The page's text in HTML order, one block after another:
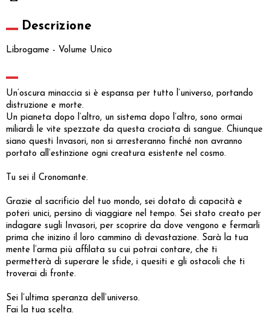
Descrizione
Librogame - Volume Unico
Un’oscura minaccia si è espansa per tutto l’universo, portando
distruzione e morte.
Un pianeta dopo l’altro, un sistema dopo l’altro, sono ormai
miliardi le vite spezzate da questa crociata di sangue. Chiunque
siano questi Invasori, non si arresteranno finché non avranno
portato all’estinzione ogni creatura esistente nel cosmo.
Tu sei il Cronomante.
Grazie al sacrificio del tuo mondo, sei dotato di capacità e
poteri unici, persino di viaggiare nel tempo. Sei stato creato per
indagare sugli Invasori, per scoprire da dove vengono e fermarli
prima che inizino il loro cammino di devastazione. Sarà la tua
mente l’arma più affilata su cui potrai contare, che ti
permetterà di superare le sfide, i quesiti e gli ostacoli che ti
troverai di fronte.
Sei l’ultima speranza dell’universo.
Fai la tua scelta.